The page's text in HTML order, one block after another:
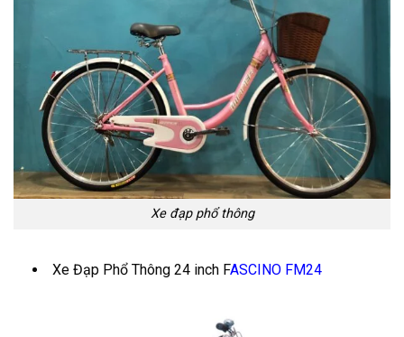
Xe đạp phổ thông
Xe Đạp Phổ Thông 24 inch FASCINO FM24